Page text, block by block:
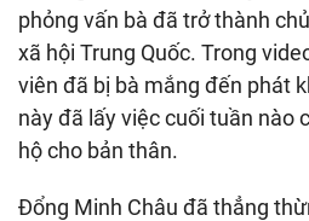
phỏng vấn bà đã trở thành
xã hội Trung Quốc. Trong
viên đã bị bà mắng đến phát
này đã lấy việc cuối tuần nào
hộ cho bản thân.
Đổng Minh Châu đã thẳng